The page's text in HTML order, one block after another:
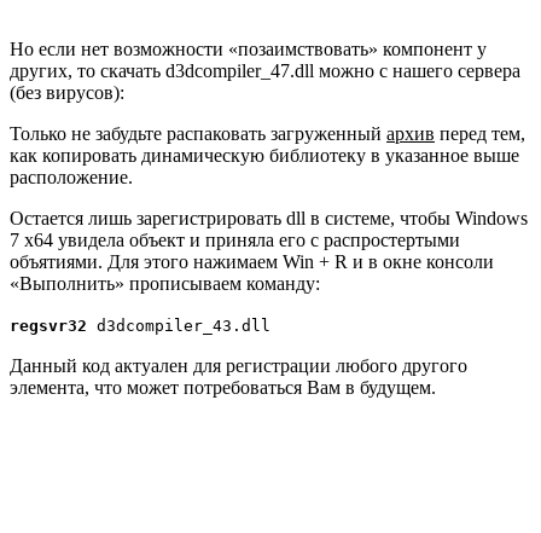
Но если нет возможности «позаимствовать» компонент у
других, то скачать d3dcompiler_47.dll можно с нашего сервера
(без вирусов):
Только не забудьте распаковать загруженный архив перед тем,
как копировать динамическую библиотеку в указанное выше
расположение.
Остается лишь зарегистрировать dll в системе, чтобы Windows
7 x64 увидела объект и приняла его с распростертыми
объятиями. Для этого нажимаем Win + R и в окне консоли
«Выполнить» прописываем команду:
regsvr32 d3dcompiler_43.dll
Данный код актуален для регистрации любого другого
элемента, что может потребоваться Вам в будущем.